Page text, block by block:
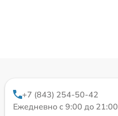
+7 (843) 254-50-42
Ежедневно с 9:00 до 21:00